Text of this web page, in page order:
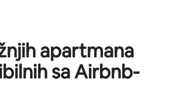
apartmana
sa Airbnb-